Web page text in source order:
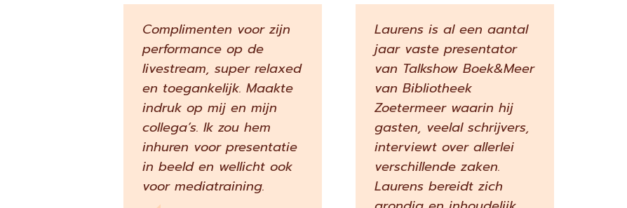
Complimenten voor zijn
performance op de
livestream, super relaxed
en toegankelijk. Maakte
indruk op mij en mijn
collega’s. Ik zou hem
inhuren voor presentatie
in beeld en wellicht ook
voor mediatraining.
Laurens is al een aantal
jaar vaste presentator
van Talkshow Boek&Meer
van Bibliotheek
Zoetermeer waarin hij
gasten, veelal schrijvers,
interviewt over allerlei
verschillende zaken.
Laurens bereidt zich